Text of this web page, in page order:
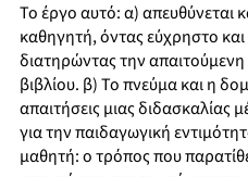
Το έργο αυτό: α) απευθύνεται
καθηγητή, όντας εύχρηστο
διατηρώντας την
βιβλίου. β) Το πνεύμα και η
απαιτήσεις μιας διδασκαλίας
για την παιδαγωγική
μαθητή: ο τρόπος που